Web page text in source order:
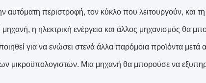
αυτόματη περιστροφή, τον κύκλο που λειτουργούν, και
η ηλεκτρική ενέργεια και άλλος μηχανισμός θα
για να ενώσει στενά άλλα παρόμοια προϊόντα μετά
μικροϋπολογιστών. Μια μηχανή θα μπορούσε να